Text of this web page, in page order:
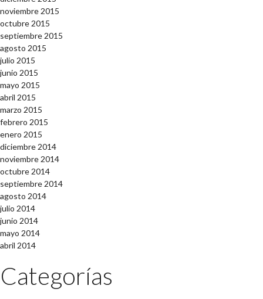
noviembre 2015
octubre 2015
septiembre 2015
agosto 2015
julio 2015
junio 2015
mayo 2015
abril 2015
marzo 2015
febrero 2015
enero 2015
diciembre 2014
noviembre 2014
octubre 2014
septiembre 2014
agosto 2014
julio 2014
junio 2014
mayo 2014
abril 2014
Categorías